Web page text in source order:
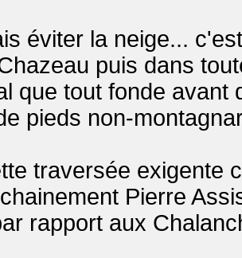
éviter la neige...
puis dans
que tout fonde avant
pieds non-
traversée exigente
Pierre
rapport aux